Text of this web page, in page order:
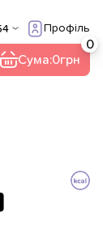
Профіль
Сума:0